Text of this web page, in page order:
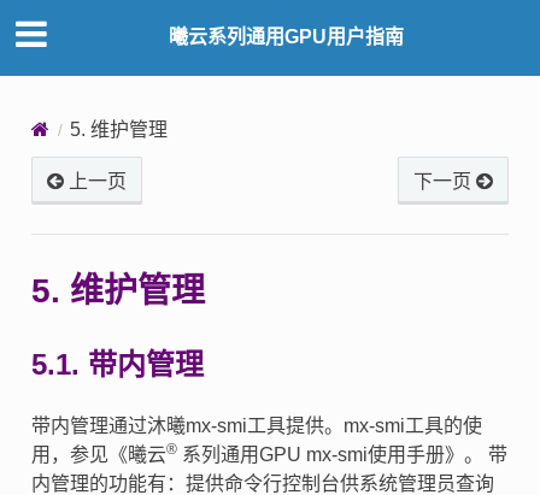
曦云系列通用GPU用户指南
5. 维护管理
上一页 下一页
5. 维护管理
5.1. 带内管理
带内管理通过沐曦mx-smi工具提供。mx-smi工具的使
用，参见《曦云®系列通用GPU mx-smi使用手册》。 带
内管理的功能有：提供命令行控制台供系统管理员查询